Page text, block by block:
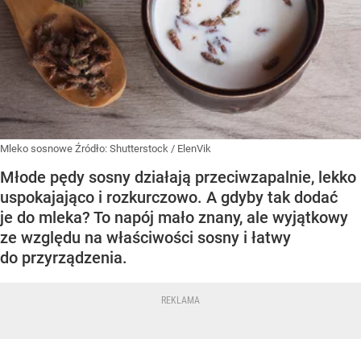
Mleko sosnowe Źródło: Shutterstock / ElenVik
Młode pędy sosny działają przeciwzapalnie, lekko
uspokajająco i rozkurczowo. A gdyby tak dodać
je do mleka? To napój mało znany, ale wyjątkowy
ze względu na właściwości sosny i łatwy
do przyrządzenia.